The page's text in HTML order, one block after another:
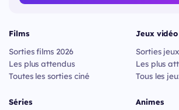
Films
Sorties films 2026
Les plus attendus
Toutes les sorties ciné
Séries
Jeux vidéo
Sorties
Les plus
Tous les
Animes